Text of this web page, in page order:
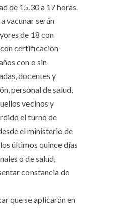
de 15.30 a 17 horas.
vacunar serán
de 18 con
certificación
con o sin
docentes y
personal de salud,
vecinos y
el turno de
el ministerio de
últimos quince días
o de salud,
constancia de
que se aplicarán en